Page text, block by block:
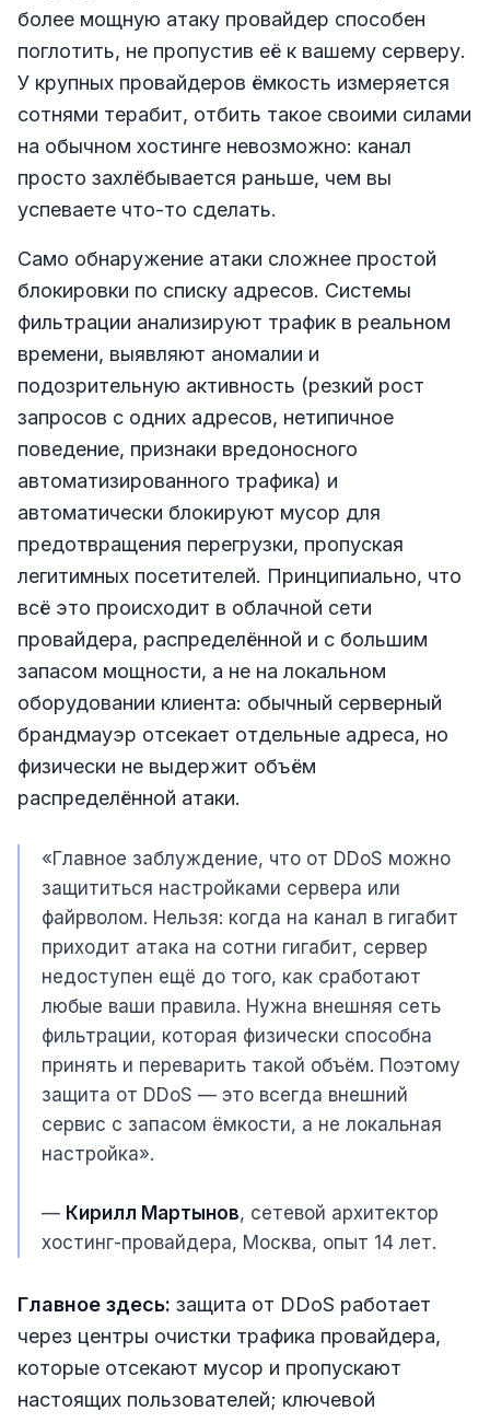
более мощную атаку провайдер способен
поглотить, не пропустив её к вашему серверу.
У крупных провайдеров ёмкость измеряется
сотнями терабит, отбить такое своими силами
на обычном хостинге невозможно: канал
просто захлёбывается раньше, чем вы
успеваете что-то сделать.
Само обнаружение атаки сложнее простой
блокировки по списку адресов. Системы
фильтрации анализируют трафик в реальном
времени, выявляют аномалии и
подозрительную активность (резкий рост
запросов с одних адресов, нетипичное
поведение, признаки вредоносного
автоматизированного трафика) и
автоматически блокируют мусор для
предотвращения перегрузки, пропуская
легитимных посетителей. Принципиально, что
всё это происходит в облачной сети
провайдера, распределённой и с большим
запасом мощности, а не на локальном
оборудовании клиента: обычный серверный
брандмауэр отсекает отдельные адреса, но
физически не выдержит объём
распределённой атаки.
«Главное заблуждение, что от DDoS можно
защититься настройками сервера или
файрволом. Нельзя: когда на канал в гигабит
приходит атака на сотни гигабит, сервер
недоступен ещё до того, как сработают
любые ваши правила. Нужна внешняя сеть
фильтрации, которая физически способна
принять и переварить такой объём. Поэтому
защита от DDoS — это всегда внешний
сервис с запасом ёмкости, а не локальная
настройка».
— Кирилл Мартынов, сетевой архитектор
хостинг-провайдера, Москва, опыт 14 лет.
Главное здесь: защита от DDoS работает
через центры очистки трафика провайдера,
которые отсекают мусор и пропускают
настоящих пользователей; ключевой